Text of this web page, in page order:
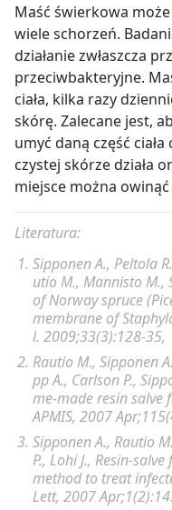
Maść świerkowa
wiele schorzeń.
działanie zwłaszcza
przeciwbakteryjne.
ciała, kilka razy
skórę. Zalecane jest,
umyć daną część
czystej skórze działa
miejsce można
Literatura:
Sipponen A., Peltola R
utio M., Mannisto M.,
of Norway spruce
membrane of
l. 2009;33(3):128-35,
Rautio M., Sipponen A
pp A., Carlson P.,
me-made resin salve
APMIS, 2007
Sipponen A., Rautio M
P., Lohi J., Resin-
method to treat
Lett, 2007